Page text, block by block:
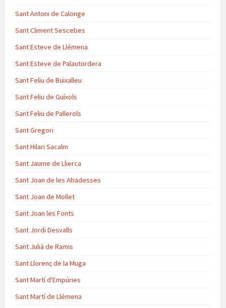
Sant Antoni de Calonge
Sant Climent Sescebes
Sant Esteve de Llémena
Sant Esteve de Palautordera
Sant Feliu de Buixalleu
Sant Feliu de Guíxols
Sant Feliu de Pallerols
Sant Gregori
Sant Hilari Sacalm
Sant Jaume de Llierca
Sant Joan de les Abadesses
Sant Joan de Mollet
Sant Joan les Fonts
Sant Jordi Desvalls
Sant Julià de Ramis
Sant Llorenç de la Muga
Sant Martí d'Empúries
Sant Martí de Llémena